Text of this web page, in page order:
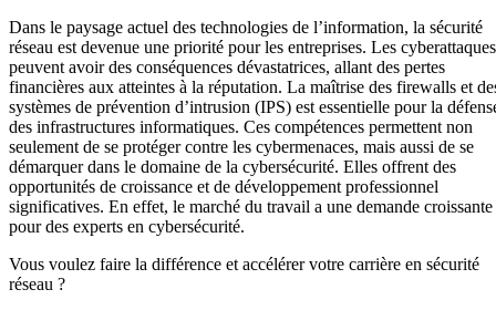
Dans le paysage actuel des technologies de l’information, la sécurité
réseau est devenue une priorité pour les entreprises. Les cyberattaques
peuvent avoir des conséquences dévastatrices, allant des pertes
financières aux atteintes à la réputation. La maîtrise des firewalls et
systèmes de prévention d’intrusion (IPS) est essentielle pour la
des infrastructures informatiques. Ces compétences permettent non
seulement de se protéger contre les cybermenaces, mais aussi de se
démarquer dans le domaine de la cybersécurité. Elles offrent des
opportunités de croissance et de développement professionnel
significatives. En effet, le marché du travail a une demande croissante
pour des experts en cybersécurité.
Vous voulez faire la différence et accélérer votre carrière en sécurité
réseau ?